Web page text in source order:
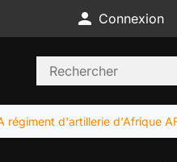
 Connexion
régiment d'artillerie d'Afrique